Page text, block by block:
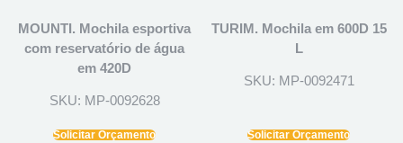
MOUNTI. Mochila esportiva
com reservatório de água
em 420D
SKU: MP-0092628
Solicitar Orçamento
TURIM. Mochila em 600D 15
L
SKU: MP-0092471
Solicitar Orçamento